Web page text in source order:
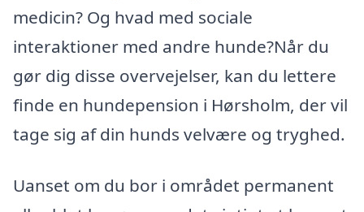
medicin? Og hvad med sociale
interaktioner med andre hunde?Når du
gør dig disse overvejelser, kan du lettere
finde en hundepension i Hørsholm, der vil
tage sig af din hunds velvære og tryghed.
Uanset om du bor i området permanent